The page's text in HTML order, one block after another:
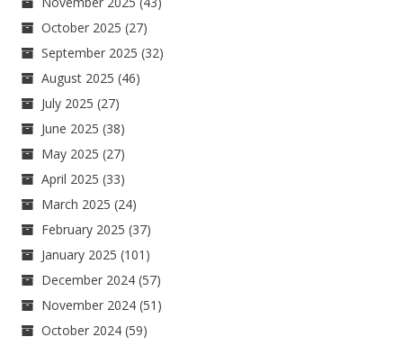
October 2025 (27)
September 2025 (32)
August 2025 (46)
July 2025 (27)
June 2025 (38)
May 2025 (27)
April 2025 (33)
March 2025 (24)
February 2025 (37)
January 2025 (101)
December 2024 (57)
November 2024 (51)
October 2024 (59)